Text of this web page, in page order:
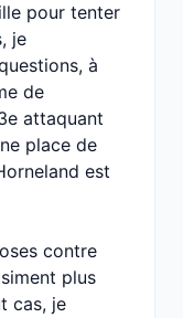
pour tenter
je
à
de
attaquant
place de
est
contre
plus
cas, je